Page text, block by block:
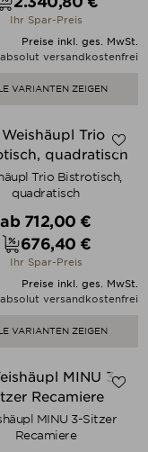
Preis
Ihr Spar-Preis
Preise inkl. ges. MwSt.
absolut versandkostenfrei
VARIANTEN ZEIGEN
Trio Bistrotisch,
quadratisch
Verkaufspreis
ab 712,00 €
Preis
676,40 €
Ihr Spar-Preis
Preise inkl. ges. MwSt.
absolut versandkostenfrei
VARIANTEN ZEIGEN
MINU 3-Sitzer
Recamiere